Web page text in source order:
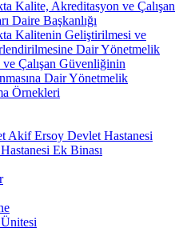
Kalite, Akreditasyon ve Çalışan
Daire Başkanlığı
Kalitenin Geliştirilmesi ve
Dair Yönetmelik
ve Çalışan Güvenliğinin
Dair Yönetmelik
Örnekleri
Akif Ersoy Devlet Hastanesi
Ek Binası